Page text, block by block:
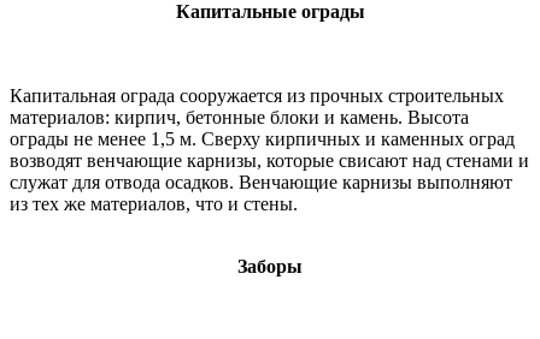
Капитальные ограды
Капитальная ограда сооружается из прочных строительных
материалов: кирпич, бетонные блоки и камень. Высота
ограды не менее 1,5 м. Сверху кирпичных и каменных оград
возводят венчающие карнизы, которые свисают над стенами и
служат для отвода осадков. Венчающие карнизы выполняют
из тех же материалов, что и стены.
Заборы